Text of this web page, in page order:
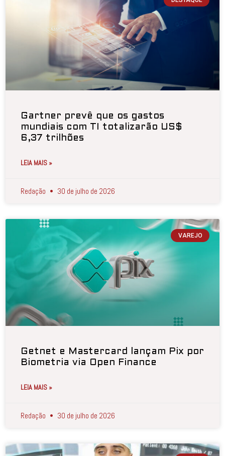
Gartner prevê que os gastos
mundiais com TI totalizarão US$
6,37 trilhões
LEIA MAIS »
Redação 30 de julho de 2026
VAREJO
Getnet e Mastercard lançam Pix por
Biometria via Open Finance
LEIA MAIS »
Redação 30 de julho de 2026